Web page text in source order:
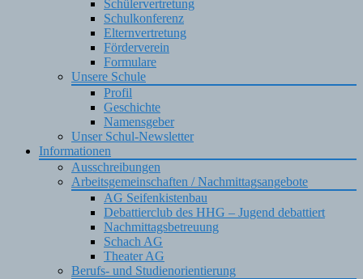
Schülervertretung
Schulkonferenz
Elternvertretung
Förderverein
Formulare
Unsere Schule
Profil
Geschichte
Namensgeber
Unser Schul-Newsletter
Informationen
Ausschreibungen
Arbeitsgemeinschaften / Nachmittagsangebote
AG Seifenkistenbau
Debattierclub des HHG – Jugend debattiert
Nachmittagsbetreuung
Schach AG
Theater AG
Berufs- und Studienorientierung